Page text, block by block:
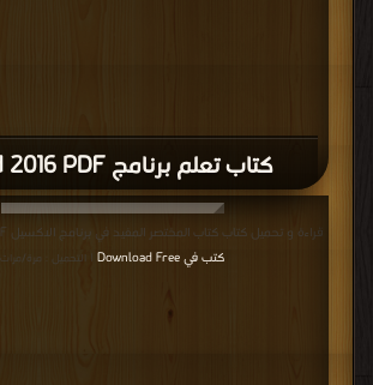
كتاب تعلم برنامج Word 2016 PDF
قراءة و تحميل كتاب كتاب المختصر المفيد في برنامج الاكسيل PDF مجانا | مكتبة >
كتب في Download Free
| التحميل : مرة/مرات